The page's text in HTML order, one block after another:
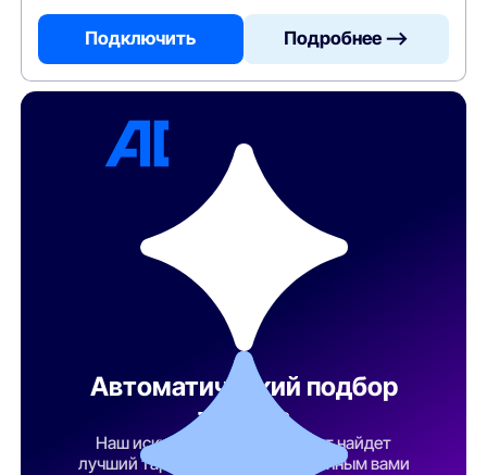
Подключить Подробнее —>
Автоматический подбор
тарифа
Наш искусственный интеллект найдет
лучший тарифный план по указанным вами